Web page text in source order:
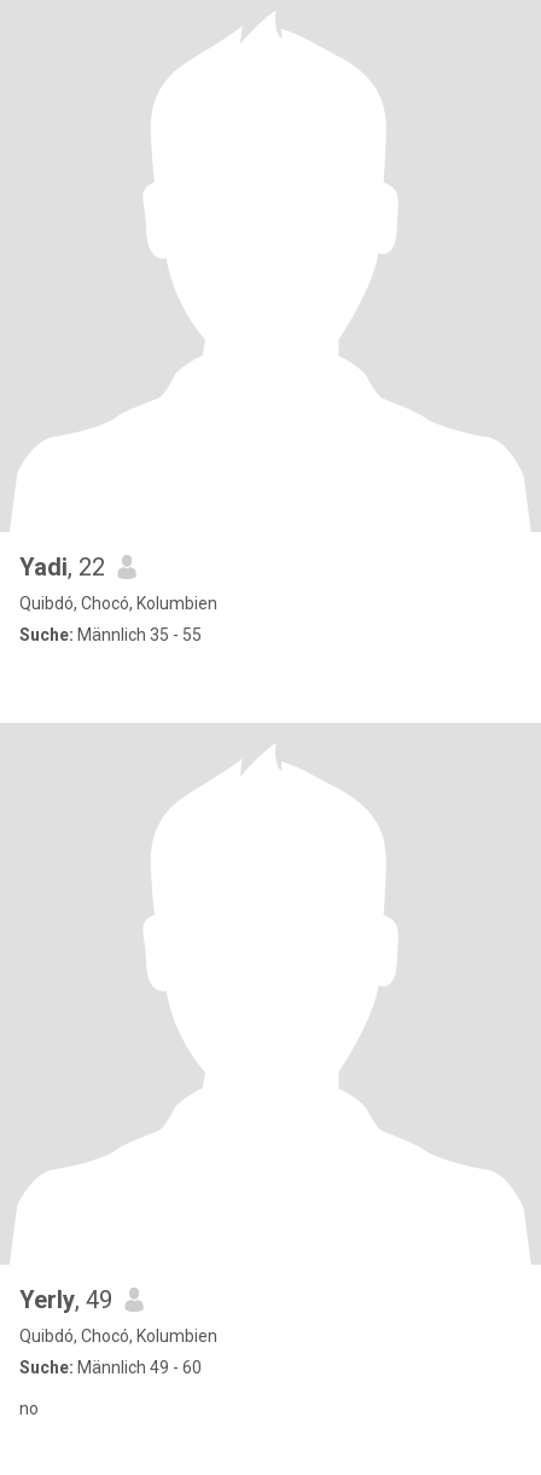
Yadi, 22
Quibdó, Chocó, Kolumbien
Suche: Männlich 35 - 55
Yerly, 49
Quibdó, Chocó, Kolumbien
Suche: Männlich 49 - 60
no